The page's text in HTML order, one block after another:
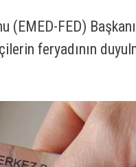
(EMED-FED)
feryadının